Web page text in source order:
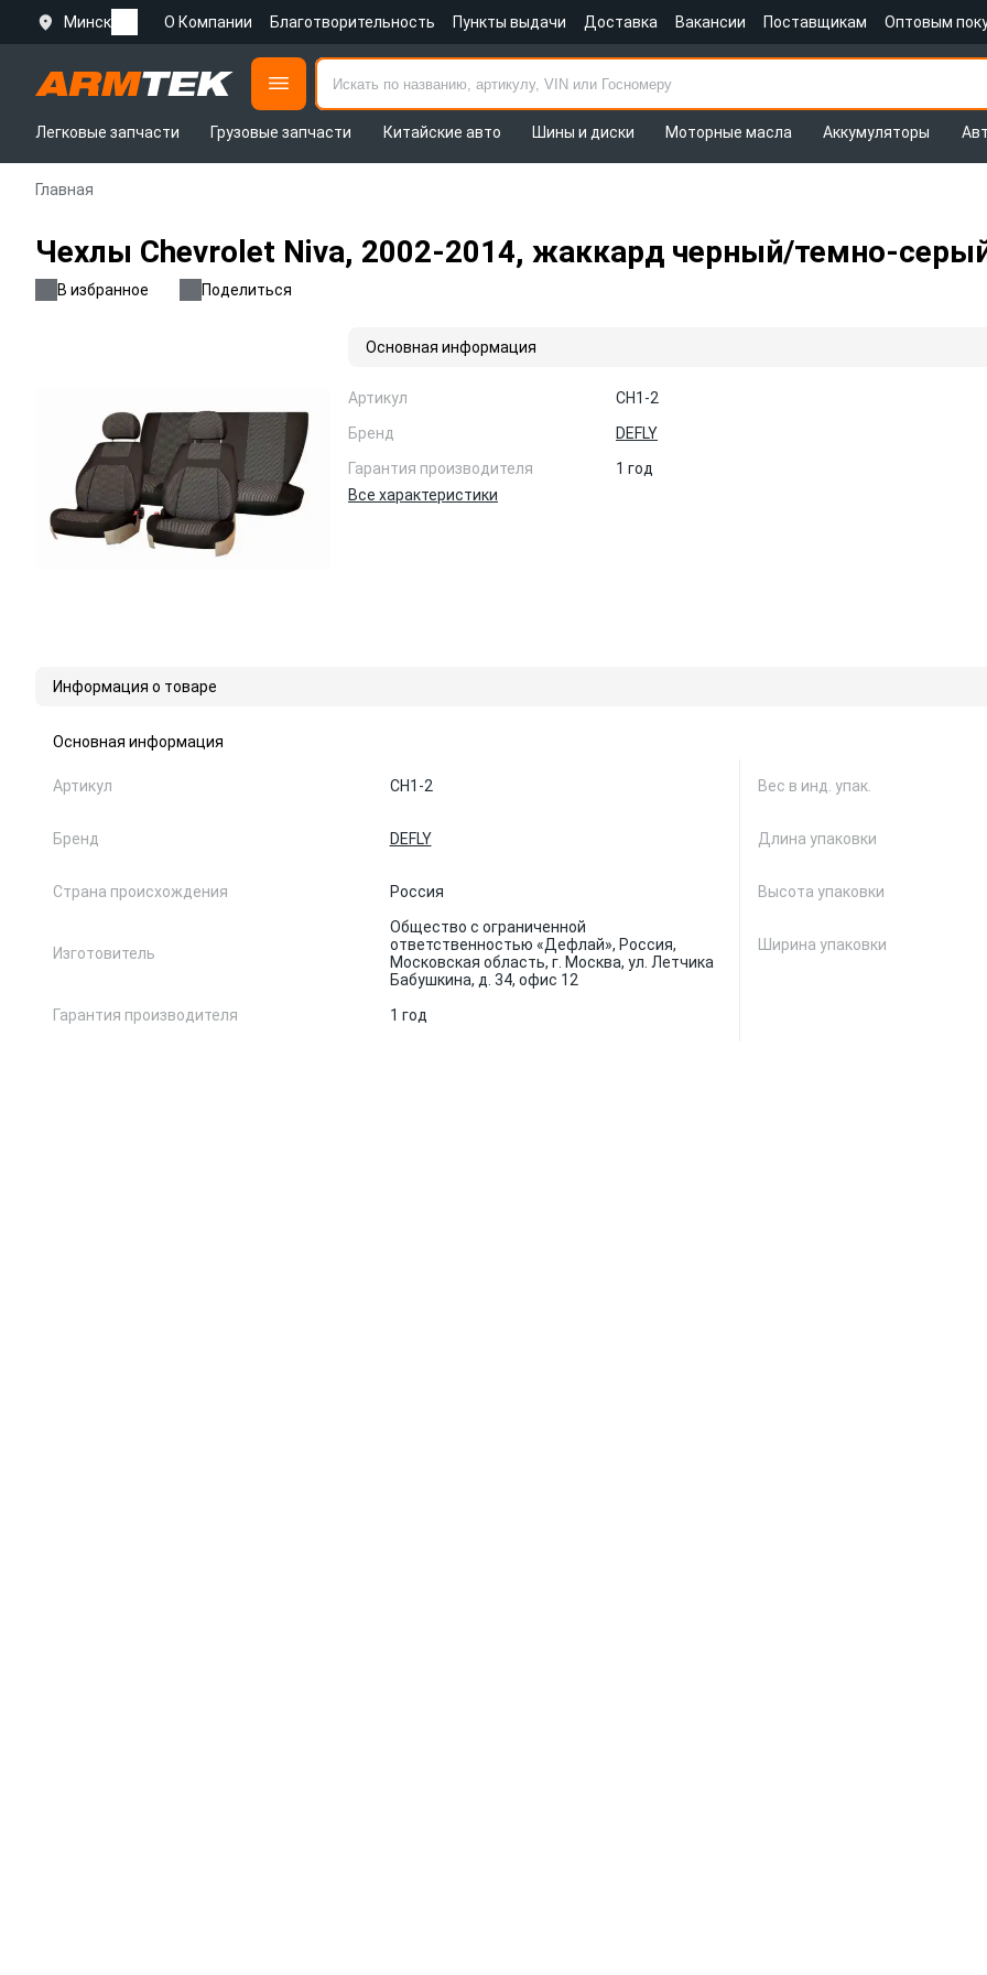
Минск О Компании Благотворительность Пункты выдачи Доставка Вакансии Поставщикам Оптовым
Легковые запчасти
Грузовые запчасти Китайские авто Шины и диски Моторные масла Аккумуляторы
Главная
Чехлы Chevrolet Niva, 2002-2014, жаккард черный/темно-серый
В избранное Поделиться
Основная информация
Артикул
CH1-2
Бренд
DEFLY
Гарантия производителя
1 год
Все характеристики
Информация о товаре
Основная информация
Артикул CH1-2
Бренд DEFLY
Страна происхождения Россия
Изготовитель
Общество с ограниченной
ответственностью «Дефлай», Россия,
Московская область, г. Москва, ул. Летчика
Бабушкина, д. 34, офис 12
Гарантия производителя
1 год
Вес в инд. упак.
Длина упаковки
Высота упаковки
Ширина упаковки